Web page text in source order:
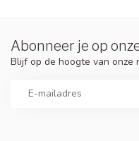
Abonneer je op
Blijf op de hoogte van onze